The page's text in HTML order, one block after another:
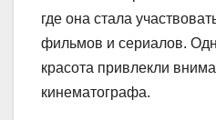
где она стала
фильмов и сериалов.
красота привлекли
кинематографа.